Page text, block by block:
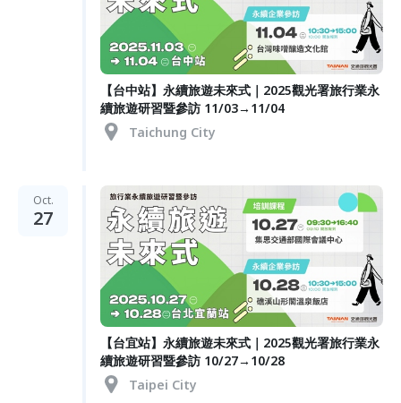
【台中站】永續旅遊未來式｜2025觀光署旅行業永
續旅遊研習暨參訪 11/03→11/04
Taichung City
Oct.
27
【台宜站】永續旅遊未來式｜2025觀光署旅行業永
續旅遊研習暨參訪 10/27→10/28
Taipei City